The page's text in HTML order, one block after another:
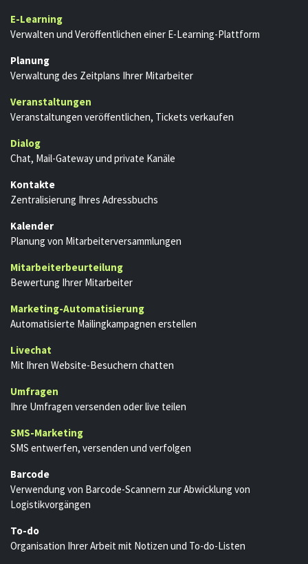
E-Learning
Verwalten und Veröffentlichen einer E-Learning-Plattform
Planung
Verwaltung des Zeitplans Ihrer Mitarbeiter
Veranstaltungen
Veranstaltungen veröffentlichen, Tickets verkaufen
Dialog
Chat, Mail-Gateway und private Kanäle
Kontakte
Zentralisierung Ihres Adressbuchs
Kalender
Planung von Mitarbeiterversammlungen
Mitarbeiterbeurteilung
Bewertung Ihrer Mitarbeiter
Marketing-Automatisierung
Automatisierte Mailingkampagnen erstellen
Livechat
Mit Ihren Website-Besuchern chatten
Umfragen
Ihre Umfragen versenden oder live teilen
SMS-Marketing
SMS entwerfen, versenden und verfolgen
Barcode
Verwendung von Barcode-Scannern zur Abwicklung von
Logistikvorgängen
To-do
Organisation Ihrer Arbeit mit Notizen und To-do-Listen